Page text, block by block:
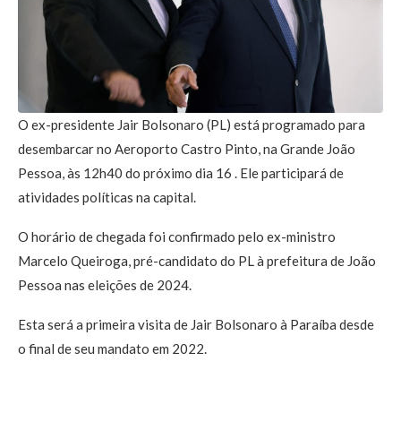
O ex-presidente Jair Bolsonaro (PL) está programado para
desembarcar no Aeroporto Castro Pinto, na Grande João
Pessoa, às 12h40 do próximo dia 16 . Ele participará de
atividades políticas na capital.
O horário de chegada foi confirmado pelo ex-ministro
Marcelo Queiroga, pré-candidato do PL à prefeitura de João
Pessoa nas eleições de 2024.
Esta será a primeira visita de Jair Bolsonaro à Paraíba desde
o final de seu mandato em 2022.